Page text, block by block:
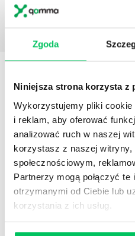
Zgoda
Niniejsza strona korzysta z
Wykorzystujemy pliki
i reklam, aby oferować
analizować ruch w naszej
korzystasz z naszej witryny,
społecznościowym,
Partnerzy mogą połączyć
otrzymanymi od Ciebie lub
korzystania z ich usług.
WikiGamma
Autorskie raporty,
wiedzy.